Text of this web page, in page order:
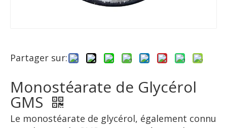
Partager sur:
Monostéarate de Glycérol
GMS
Le monostéarate de glycérol, également connu